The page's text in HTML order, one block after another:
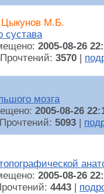
М.Б.
сустава
2005-08-26
Прочтений: 3570
мозга
2005-08-26
Прочтений: 5093
2005-08-26
4443